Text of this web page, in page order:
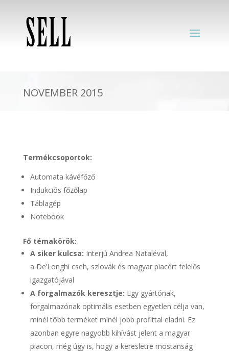
NOVEMBER 2015
Termékcsoportok:
Automata kávéfőző
Indukciós főzőlap
Táblagép
Notebook
Fő témakörök:
A siker kulcsa: Interjú Andrea Nataléval,
a De’Longhi cseh, szlovák és magyar piacért felelős
igazgatójával
A forgalmazók keresztje: Egy gyártónak,
forgalmazónak optimális esetben egyetlen célja van,
minél több terméket minél jobb profittal eladni. Ez
azonban egyre nagyobb kihívást jelent a magyar
piacon, még úgy is, hogy a keresletre mostanság